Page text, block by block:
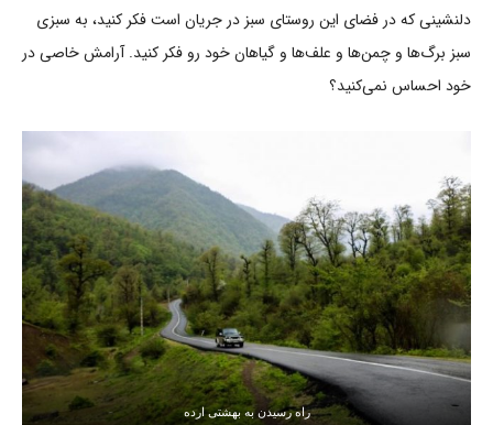
دلنشینی که در فضای این روستای سبز در جریان است فکر کنید، به سبزی
سبز برگ‌ها و چمن‌ها و علف‌ها و گیاهان خود رو فکر کنید. آرامش خاصی در
خود احساس نمی‌کنید؟
راه رسیدن به بهشتی ارده